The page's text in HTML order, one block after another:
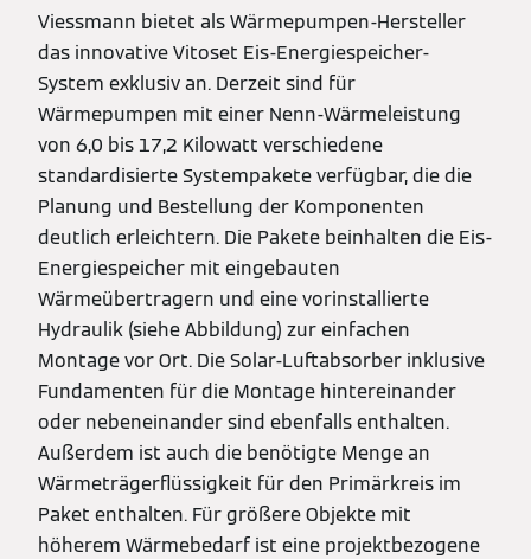
Viessmann bietet als Wärmepumpen-Hersteller
das innovative Vitoset Eis-Energiespeicher-
System exklusiv an. Derzeit sind für
Wärmepumpen mit einer Nenn-Wärmeleistung
von 6,0 bis 17,2 Kilowatt verschiedene
standardisierte Systempakete verfügbar, die die
Planung und Bestellung der Komponenten
deutlich erleichtern. Die Pakete beinhalten die Eis-
Energiespeicher mit eingebauten
Wärmeübertragern und eine vorinstallierte
Hydraulik (siehe Abbildung) zur einfachen
Montage vor Ort. Die Solar-Luftabsorber inklusive
Fundamenten für die Montage hintereinander
oder nebeneinander sind ebenfalls enthalten.
Außerdem ist auch die benötigte Menge an
Wärmeträgerflüssigkeit für den Primärkreis im
Paket enthalten. Für größere Objekte mit
höherem Wärmebedarf ist eine projektbezogene